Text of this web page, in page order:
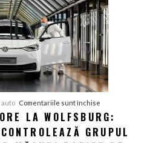
auto
germani,
arată
un
studiu
recent
auto Comentariile sunt închise
Tensiuni
majore
LA WOLFSBURG:
GRUPUL